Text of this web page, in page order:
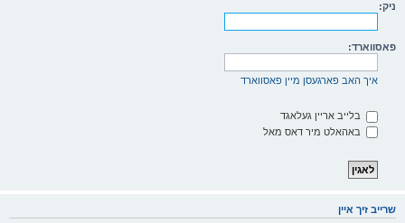
ניק:
פאסווארד:
איך האב פארגעסן מיין פאסווארד
בלייב אריין געלאגד
באהאלט מיר דאס מאל
שרייב זיך איין